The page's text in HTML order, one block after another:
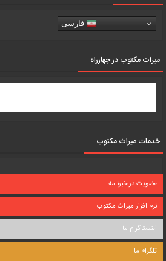
فارسی
میرات مکتوب در چهارراه
خدمات میراث مکتوب
عضویت در خبرنامه
نرم افزار میراث مکتوب
اینستاگرام ما
تلگرام ما